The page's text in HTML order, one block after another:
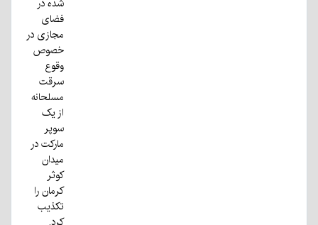
فضای
مجازی در
خصوص
وقوع
سرقت
مسلحانه
از یک
سوپر
مارکت در
میدان
کوثر
کرمان را
تکذیب